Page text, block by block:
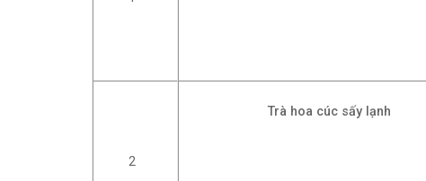
2
Trà hoa cúc sấy lạnh